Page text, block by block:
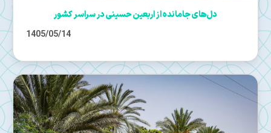
دل‌های جامانده از اربعین حسینی در سراسر کشور
1405/05/14